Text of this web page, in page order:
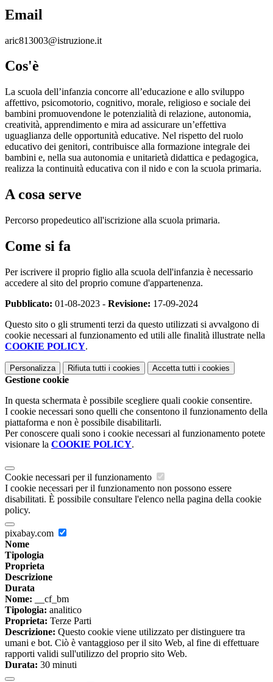
Email
aric813003@istruzione.it
Cos'è
La scuola dell’infanzia concorre all’educazione e allo sviluppo
affettivo, psicomotorio, cognitivo, morale, religioso e sociale dei
bambini promuovendone le potenzialità di relazione, autonomia,
creatività, apprendimento e mira ad assicurare un’effettiva
uguaglianza delle opportunità educative. Nel rispetto del ruolo
educativo dei genitori, contribuisce alla formazione integrale dei
bambini e, nella sua autonomia e unitarietà didattica e pedagogica,
realizza la continuità educativa con il nido e con la scuola primaria.
A cosa serve
Percorso propedeutico all'iscrizione alla scuola primaria.
Come si fa
Per iscrivere il proprio figlio alla scuola dell'infanzia è necessario
accedere al sito del proprio comune d'appartenenza.
Pubblicato: 01-08-2023 - Revisione: 17-09-2024
Questo sito o gli strumenti terzi da questo utilizzati si avvalgono di
cookie necessari al funzionamento ed utili alle finalità illustrate nella
COOKIE POLICY.
Personalizza Rifiuta tutti i cookies Accetta tutti i cookies
Gestione cookie
In questa schermata è possibile scegliere quali cookie consentire.
I cookie necessari sono quelli che consentono il funzionamento della
piattaforma e non è possibile disabilitarli.
Per conoscere quali sono i cookie necessari al funzionamento potete
visionare la COOKIE POLICY.
Cookie necessari per il funzionamento
I cookie necessari per il funzionamento non possono essere
disabilitati. È possibile consultare l'elenco nella pagina della cookie
policy.
pixabay.com
Nome
Tipologia
Proprieta
Descrizione
Durata
Nome: __cf_bm
Tipologia: analitico
Proprieta: Terze Parti
Descrizione: Questo cookie viene utilizzato per distinguere tra
umani e bot. Ciò è vantaggioso per il sito Web, al fine di effettuare
rapporti validi sull'utilizzo del proprio sito Web.
Durata: 30 minuti